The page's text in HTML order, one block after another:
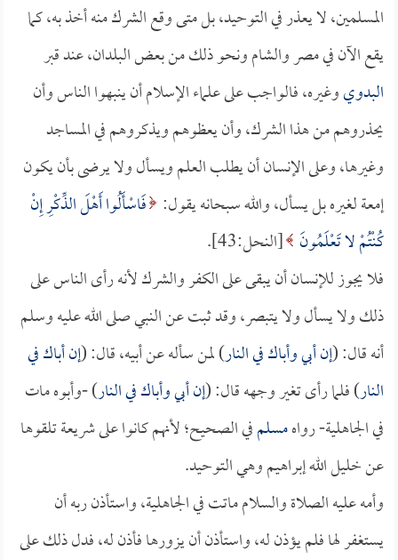
المسلمين، لا يعذر في التوحيد، بل متى وقع الشرك منه أخذ به، كما
يقع الآن في مصر والشام ونحو ذلك من بعض البلدان، عند قبر
البدويوغيره، فالواجب على علماء الإسلام أن ينبهوا الناس وأن
يحذروهم من هذا الشرك، وأن يعظوهم ويذكروهم في المساجد
وغيرها، وعلى الإنسان أن يطلب العلم ويسأل ولا يرضى بأن يكون
إمعة لغيره بل يسأل، والله سبحانه يقول: فَاسْأَلُوا أَهْلَ الذِّكْرِ إِنْ
كُنْتُمْ لا تَعْلَمُونَ [النحل:43].
فلا يجوز للإنسان أن يبقى على الكفر والشرك لأنه رأى الناس على
ذلك ولا يسأل ولا يتبصر، وقد ثبت عن النبي صلى الله عليه وسلم
أنه قال: (إن أبي وأباك في النار) لمن سأله عن أبيه، قال: (إن أباك في
النار) فلما رأى تغير وجهه قال: (إن أبي وأباك في النار) -وأبوه مات
في الجاهلية- رواهمسلمفي الصحيح؛ لأنهم كانوا على شريعة تلقوها
عن خليل الله إبراهيم وهي التوحيد.
وأمه عليه الصلاة والسلام ماتت في الجاهلية، واستأذن ربه أن
يستغفر لها فلم يؤذن له، واستأذن أن يزورها فأذن له، فدل ذلك على